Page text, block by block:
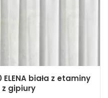
biała z etaminy
gipiury